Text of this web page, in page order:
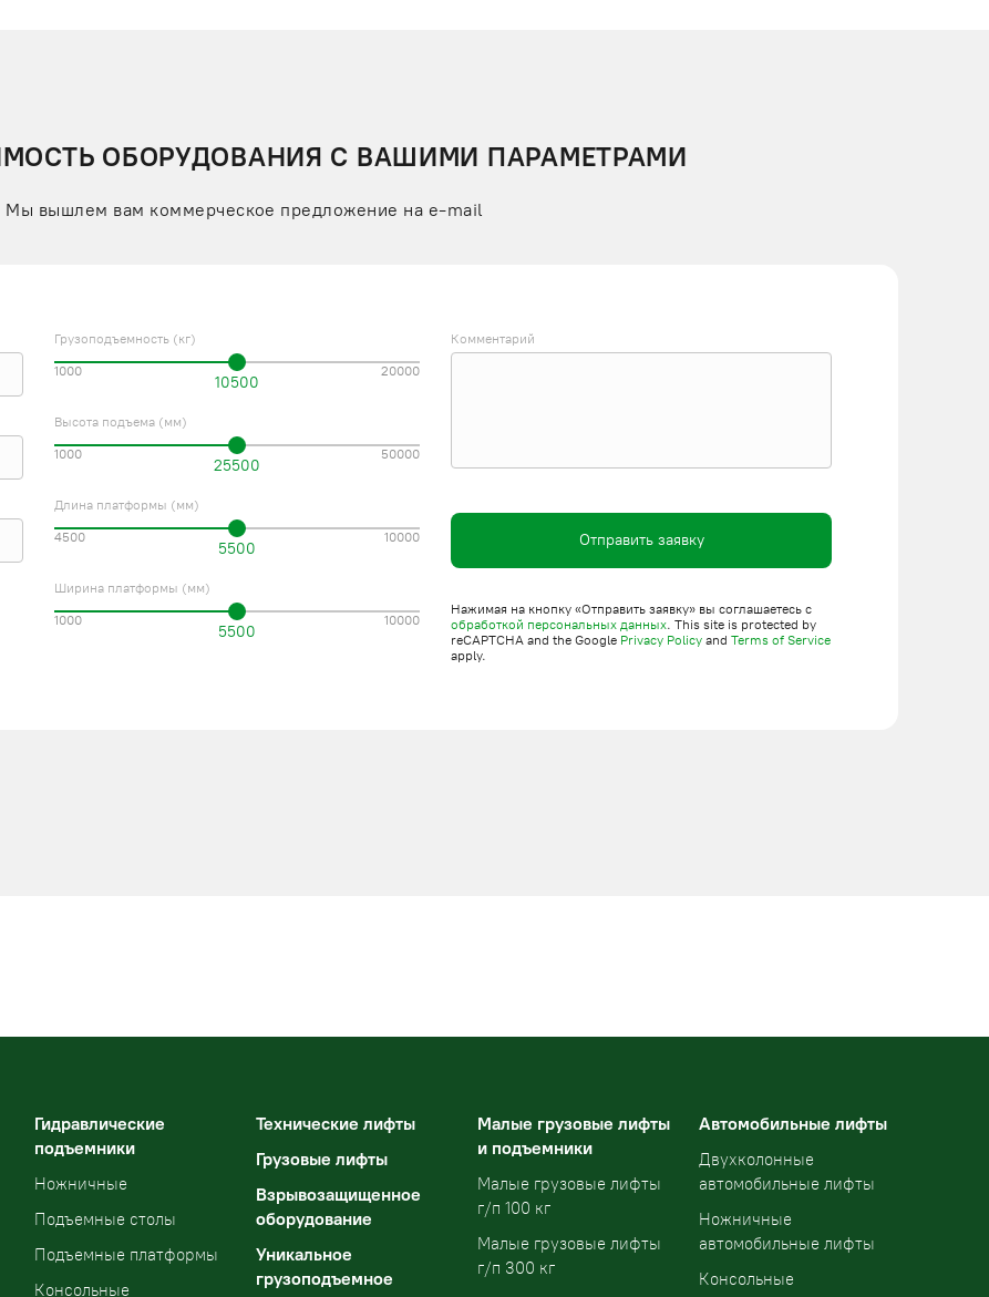
ОБОРУДОВАНИЯ С ВАШИМИ ПАРАМЕТРАМИ
Мы вышлем вам коммерческое предложение на e-mail
Грузоподъемность (кг)
10500
1000 20000
Высота подъема (мм)
25500
1000 50000
Длина платформы (мм)
5500
4500 10000
Ширина платформы (мм)
5500
1000 10000
Комментарий
Отправить заявку
Нажимая на кнопку «Отправить заявку» вы соглашаетесь с
обработкой персональных данных. This site is protected by
reCAPTCHA and the Google Privacy Policy and Terms of Service
apply.
Гидравлические
подъемники
Ножничные
Подъемные столы
Подъемные платформы
Консольные
Технические лифты
Грузовые лифты
Взрывозащищенное
оборудование
Уникальное
грузоподъемное
Малые грузовые лифты
и подъемники
Малые грузовые лифты
г/п 100 кг
Малые грузовые лифты
г/п 300 кг
Автомобильные лифты
Двухколонные
автомобильные лифты
Ножничные
автомобильные лифты
Консольные